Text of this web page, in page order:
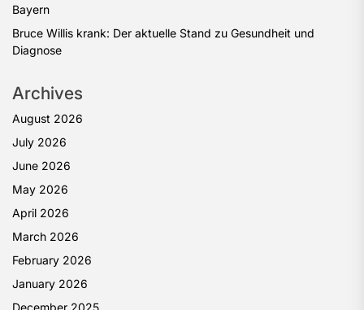
Bayern
Bruce Willis krank: Der aktuelle Stand zu Gesundheit und
Diagnose
Archives
August 2026
July 2026
June 2026
May 2026
April 2026
March 2026
February 2026
January 2026
December 2025